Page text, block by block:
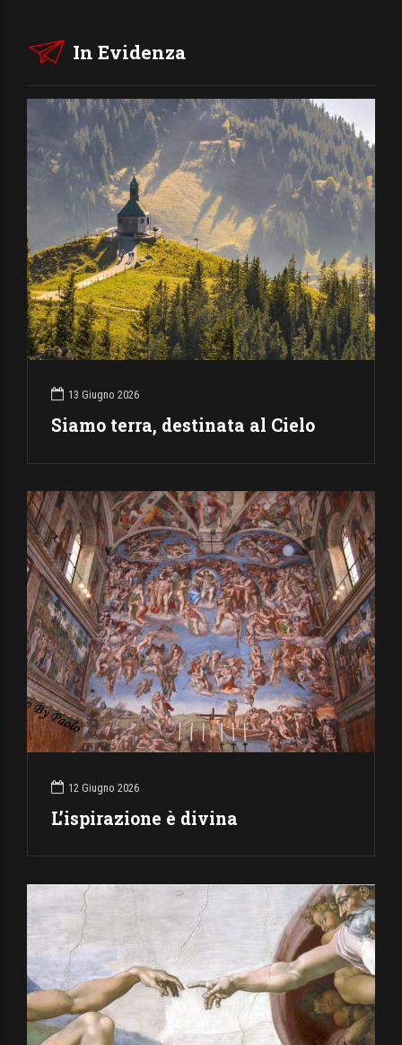
In Evidenza
13 Giugno 2026
Siamo terra, destinata al Cielo
12 Giugno 2026
L’ispirazione è divina